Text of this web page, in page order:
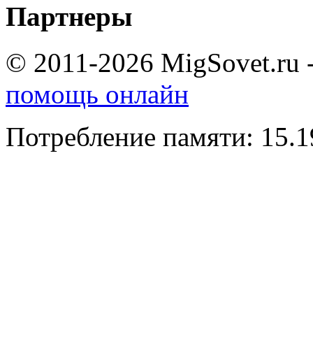
Партнеры
© 2011-2026 MigSovet.ru
помощь онлайн
Потребление памяти: